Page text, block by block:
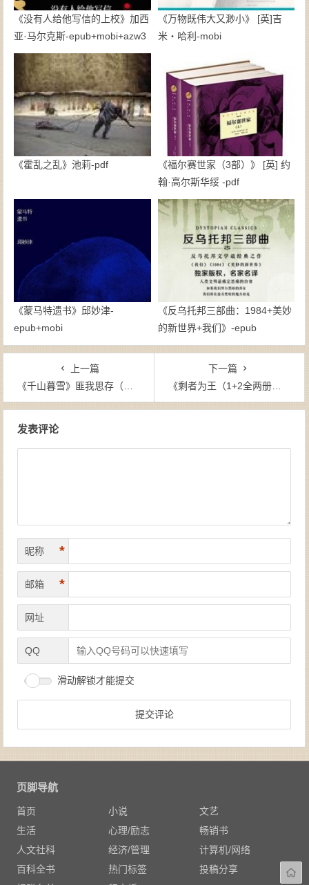
《没有人给他写信的上校》加西
亚·马尔克斯-epub+mobi+azw3
《万物既伟大又渺小》 [英]吉
米・哈利-mobi
《霍乱之乱》池莉-pdf
《福尔赛世家（3部）》 [英] 约
翰·高尔斯华绥 -pdf
《蒙马特遗书》邱妙津-
epub+mobi
《反乌托邦三部曲：1984+美妙
的新世界+我们》-epub
上一篇
《千山暮雪》匪我思存（作者）-epub+mobi+azw3
下一篇
《剩者为王（1+2全两册）》落落（作者）-epub+mobi+azw3
发表评论
昵称 *
邮箱 *
网址
QQ
滑动解锁才能提交
页脚导航
首页 小说
文艺
生活
心理/励志
畅销书
人文社科
经济/管理
计算机/网络
百科全书
热门标签
投稿分享